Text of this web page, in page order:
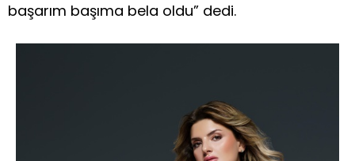
başarım başıma bela oldu” dedi.